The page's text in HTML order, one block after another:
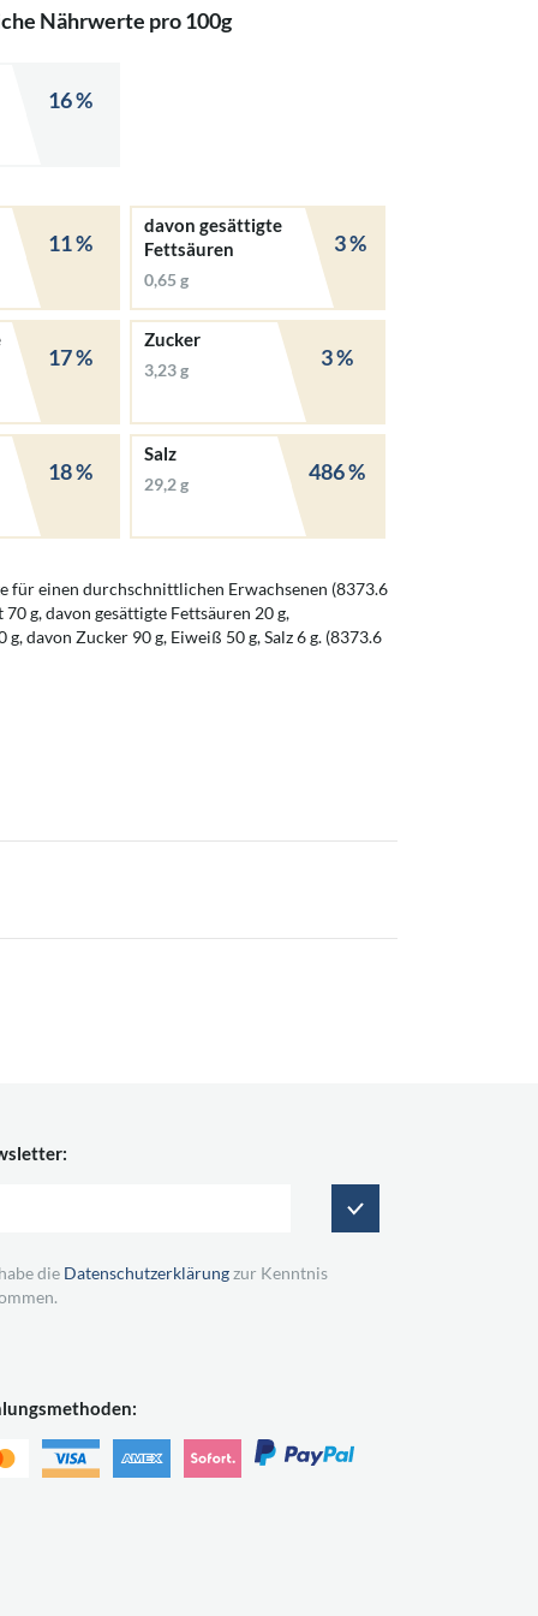
Nährwerte pro 100g
16 %
11 %
davon gesättigte
Fettsäuren
0,65 g
3 %
17 %
Zucker
3,23 g 3 %
18 %
Salz
29,2 g 486 %
für einen durchschnittlichen Erwachsenen (8373.6
g, davon gesättigte Fettsäuren 20 g,
davon Zucker 90 g, Eiweiß 50 g, Salz 6 g. (8373.6
die Datenschutzerklärungzur Kenntnis